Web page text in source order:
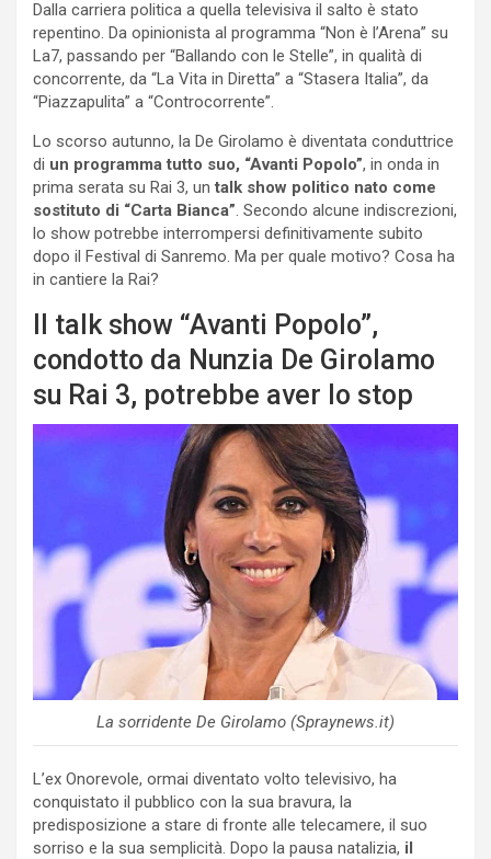
Dalla carriera politica a quella televisiva il salto è stato
repentino. Da opinionista al programma “Non è l’Arena” su
La7, passando per “Ballando con le Stelle”, in qualità di
concorrente, da “La Vita in Diretta” a “Stasera Italia”, da
“Piazzapulita” a “Controcorrente”.
Lo scorso autunno, la De Girolamo è diventata conduttrice
di un programma tutto suo, “Avanti Popolo”, in onda in
prima serata su Rai 3, untalk show politico nato come
sostituto di “Carta Bianca”. Secondo alcune indiscrezioni,
lo show potrebbe interrompersi definitivamente subito
dopo il Festival di Sanremo. Ma per quale motivo? Cosa ha
in cantiere la Rai?
Il talk show “Avanti Popolo”,
condotto da Nunzia De Girolamo
su Rai 3, potrebbe aver lo stop
La sorridente De Girolamo (Spraynews.it)
L’ex Onorevole, ormai diventato volto televisivo, ha
conquistato il pubblico con la sua bravura, la
predisposizione a stare di fronte alle telecamere, il suo
sorriso e la sua semplicità. Dopo la pausa natalizia, il